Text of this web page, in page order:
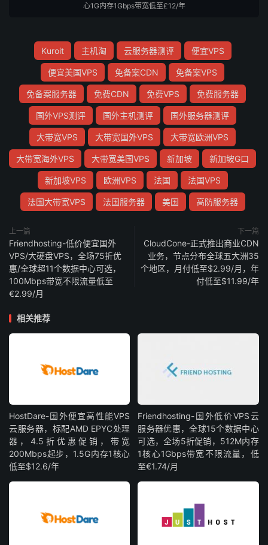
心1G内存1Gbps带宽低至£12/年
Kuroit 主机淘 云服务器测评 便宜VPS
便宜美国VPS 免备案CDN 免备案VPS
免备案服务器 免费CDN 免费VPS 免费服务器
国外VPS测评 国外主机测评 国外服务器测评
大带宽VPS 大带宽国外VPS 大带宽欧洲VPS
大带宽海外VPS 大带宽美国VPS 新加坡 新加坡G口
新加坡VPS 欧洲VPS 法国 法国VPS
法国大带宽VPS 法国服务器 美国 高防服务器
上一篇
Friendhosting-低价便宜国外
VPS/大硬盘VPS，全场75折优
惠/全球超11个数据中心可选，
100Mbps带宽不限流量低至
€2.99/月
下一篇
CloudCone-正式推出商业CDN
业务，节点分布全球五大洲35
个地区，月付低至$2.99/月，年
付低至$11.99/年
相关推荐
HostDare-国外便宜高性能VPS
云服务器，标配AMD EPYC处理
器，4.5折优惠促销，带宽
200Mbps起步，1.5G内存1核心
低至$12.6/年
Friendhosting-国外低价VPS云
服务器优惠，全球15个数据中心
可选，全场5折促销，512M内存
1核心1Gbps带宽不限流量，低
至€1.74/月